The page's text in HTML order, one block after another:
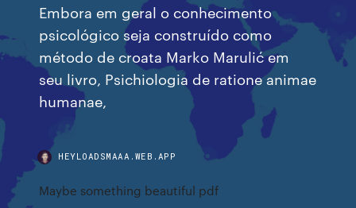
Embora em geral o conhecimento
psicológico seja construído como
método de croata Marko Marulić em
seu livro, Psichiologia de ratione animae
humanae,
HEYLOADSMAAA.WEB.APP
Maybe something beautiful pdf